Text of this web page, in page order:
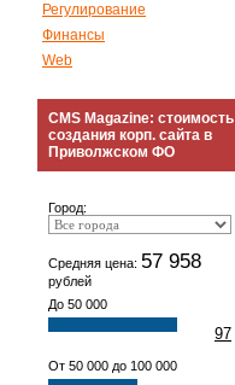
Регулирование
Финансы
Web
CMS Magazine: стоимость
создания корп. сайта в
Приволжском ФО
Город:
Средняя цена: 57 958
рублей
До 50 000
97
От 50 000 до 100 000